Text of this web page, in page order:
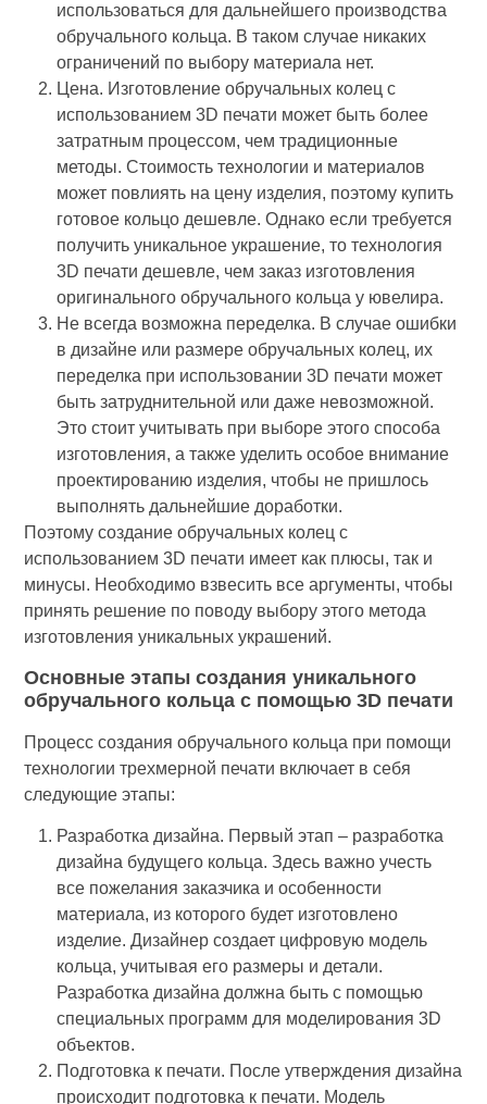
использоваться для дальнейшего производства
обручального кольца. В таком случае никаких
ограничений по выбору материала нет.
Цена. Изготовление обручальных колец с
использованием 3D печати может быть более
затратным процессом, чем традиционные
методы. Стоимость технологии и материалов
может повлиять на цену изделия, поэтому купить
готовое кольцо дешевле. Однако если требуется
получить уникальное украшение, то технология
3D печати дешевле, чем заказ изготовления
оригинального обручального кольца у ювелира.
Не всегда возможна переделка. В случае ошибки
в дизайне или размере обручальных колец, их
переделка при использовании 3D печати может
быть затруднительной или даже невозможной.
Это стоит учитывать при выборе этого способа
изготовления, а также уделить особое внимание
проектированию изделия, чтобы не пришлось
выполнять дальнейшие доработки.
Поэтому создание обручальных колец с
использованием 3D печати имеет как плюсы, так и
минусы. Необходимо взвесить все аргументы, чтобы
принять решение по поводу выбору этого метода
изготовления уникальных украшений.
Основные этапы создания уникального
обручального кольца с помощью 3D печати
Процесс создания обручального кольца при помощи
технологии трехмерной печати включает в себя
следующие этапы:
Разработка дизайна. Первый этап – разработка
дизайна будущего кольца. Здесь важно учесть
все пожелания заказчика и особенности
материала, из которого будет изготовлено
изделие. Дизайнер создает цифровую модель
кольца, учитывая его размеры и детали.
Разработка дизайна должна быть с помощью
специальных программ для моделирования 3D
объектов.
Подготовка к печати. После утверждения дизайна
происходит подготовка к печати. Модель